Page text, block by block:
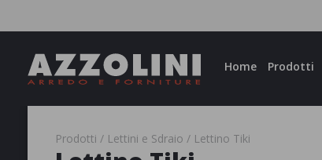
Home Prodotti
Prodotti Lettini e Sdraio Lettino Tiki